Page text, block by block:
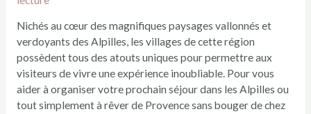
Nichés au cœur des magnifiques paysages vallonnés et
verdoyants des Alpilles, les villages de cette région
possèdent tous des atouts uniques pour permettre aux
visiteurs de vivre une expérience inoubliable. Pour vous
aider à organiser votre prochain séjour dans les Alpilles ou
tout simplement à rêver de Provence sans bouger de chez